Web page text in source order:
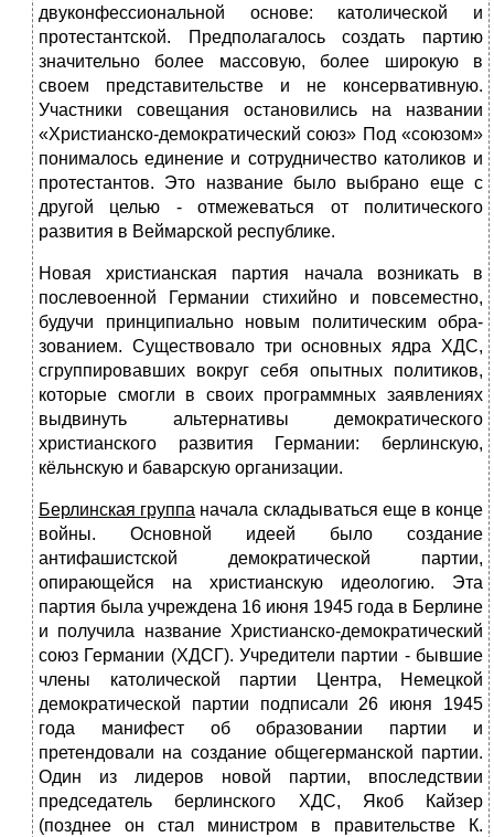
двуконфессиональной основе: католической и
протестантской. Предполагалось создать партию
значительно более массовую, более широкую в
своем пред­ставительстве и не консервативную.
Участники совещания остановились на названии
«Христианско-демократический союз» Под «сою­зом»
понималось единение и сотрудничество католиков и
протестантов. Это название было выбрано еще с
другой целью - отмежеваться от политическо­го
развития в Веймарской республике.
Новая христианская партия начала возникать в
послевоенной Германии стихийно и повсеместно,
будучи принципиально новым политическим обра­
зованием. Существовало три основных ядра ХДС,
сгруппировавших во­круг себя опытных политиков,
которые смогли в своих программных заявлениях
выдвинуть альтернативы демократического
христианского развития Германии: берлинскую,
кёльнскую и баварскую организации.
Берлинская группа начала складываться еще в конце
войны. Основной идеей было создание
антифашистской демократической партии,
опирающей­ся на христианскую идеологию. Эта
партия была учреждена 16 июня 1945 го­да в Берлине
и получила название Христианско-демократический
союз Германии (ХДСГ). Учредители партии - бывшие
члены католической партии Центра, Немецкой
демократической партии подписали 26 июня 1945
года манифест об образовании партии и
претендовали на создание об­щегерманской партии.
Один из лидеров новой партии, впоследствии
предсе­датель берлинского ХДС, Якоб Кайзер
(позднее он стал министром в прави­тельстве К.